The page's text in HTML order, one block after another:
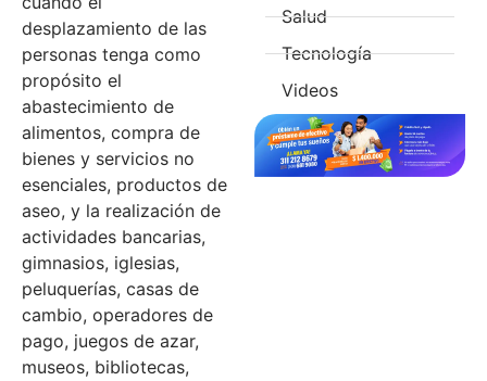
desplazamiento de las
personas tenga como
propósito el
abastecimiento de
alimentos, compra de
bienes y servicios no
esenciales, productos de
aseo, y la realización de
actividades bancarias,
gimnasios, iglesias,
peluquerías, casas de
cambio, operadores de
pago, juegos de azar,
museos, bibliotecas,
Salud
Tecnología
Videos